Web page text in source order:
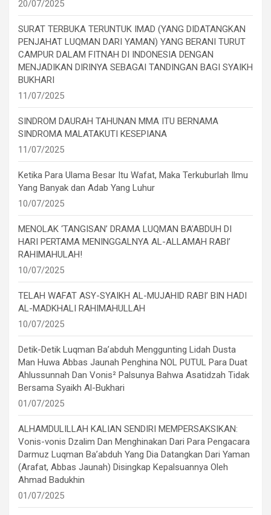
20/07/2025
SURAT TERBUKA TERUNTUK IMAD (YANG DIDATANGKAN
PENJAHAT LUQMAN DARI YAMAN) YANG BERANI TURUT
CAMPUR DALAM FITNAH DI INDONESIA DENGAN
MENJADIKAN DIRINYA SEBAGAI TANDINGAN BAGI SYAIKH
BUKHARI
11/07/2025
SINDROM DAURAH TAHUNAN MMA ITU BERNAMA
SINDROMA MALATAKUTI KESEPIANA
11/07/2025
Ketika Para Ulama Besar Itu Wafat, Maka Terkuburlah Ilmu
Yang Banyak dan Adab Yang Luhur
10/07/2025
MENOLAK ‘TANGISAN’ DRAMA LUQMAN BA’ABDUH DI
HARI PERTAMA MENINGGALNYA AL-ALLAMAH RABI’
RAHIMAHULAH!
10/07/2025
TELAH WAFAT ASY-SYAIKH AL-MUJAHID RABI’ BIN HADI
AL-MADKHALI RAHIMAHULLAH
10/07/2025
Detik-Detik Luqman Ba’abduh Menggunting Lidah Dusta
Man Huwa Abbas Jaunah Penghina NOL PUTUL Para Duat
Ahlussunnah Dan Vonis² Palsunya Bahwa Asatidzah Tidak
Bersama Syaikh Al-Bukhari
01/07/2025
ALHAMDULILLAH KALIAN SENDIRI MEMPERSAKSIKAN:
Vonis-vonis Dzalim Dan Menghinakan Dari Para Pengacara
Darmuz Luqman Ba’abduh Yang Dia Datangkan Dari Yaman
(Arafat, Abbas Jaunah) Disingkap Kepalsuannya Oleh
Ahmad Badukhin
01/07/2025